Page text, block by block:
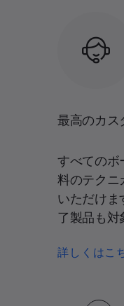
最高のカス
すべてのボ
料のテクニ
いただけま
了製品も対
詳しくはこ